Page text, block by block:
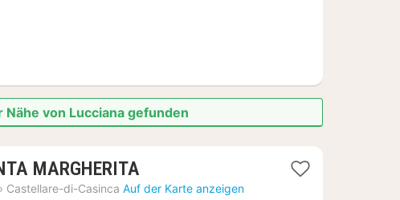
von Lucciana gefunden
MARGHERITA
Nacht
› Castellare-di-Casinca Auf der Karte anzeigen